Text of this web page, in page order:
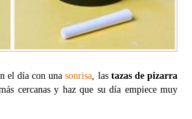
el día con unasonrisa, las tazas de pizarra
cercanas y haz que su día empiece muy